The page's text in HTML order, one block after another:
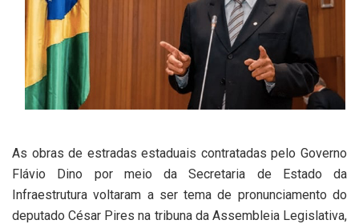
As obras de estradas estaduais contratadas pelo Governo
Flávio Dino por meio da Secretaria de Estado da
Infraestrutura voltaram a ser tema de pronunciamento do
deputado César Pires na tribuna da Assembleia Legislativa,